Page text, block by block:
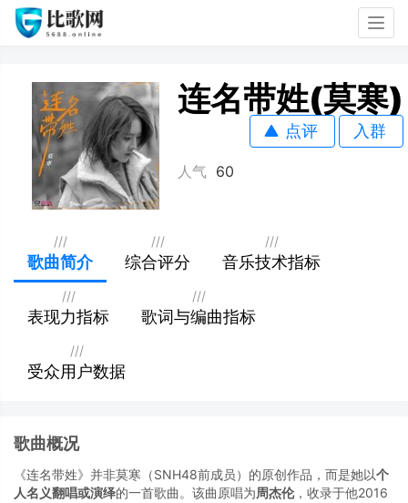
连名带姓(莫寒)
点评 入群
人气 60
///
歌曲简介
///
综合评分
///
音乐技术指标
///
表现力指标
///
歌词与编曲指标
///
受众用户数据
歌曲概况
《连名带姓》并非莫寒（SNH48前成员）的原创作品，而是她以个
人名义翻唱或演绎的一首歌曲。该曲原唱为周杰伦，收录于他2016